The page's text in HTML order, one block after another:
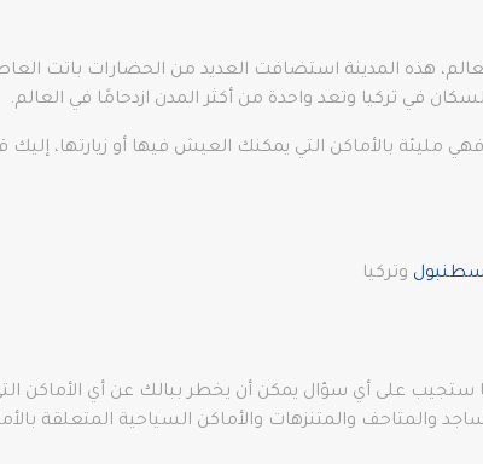
هذه المدينة استضافت العديد من الحضارات باتت
مليئة بالأماكن التي يمكنك العيش فيها أو زيارتها، إليك
وتركيا
ستجيب على أي سؤال يمكن أن يخطر ببالك عن أي
والمتاحف والمتنزهات والأماكن السياحية المتعلقة